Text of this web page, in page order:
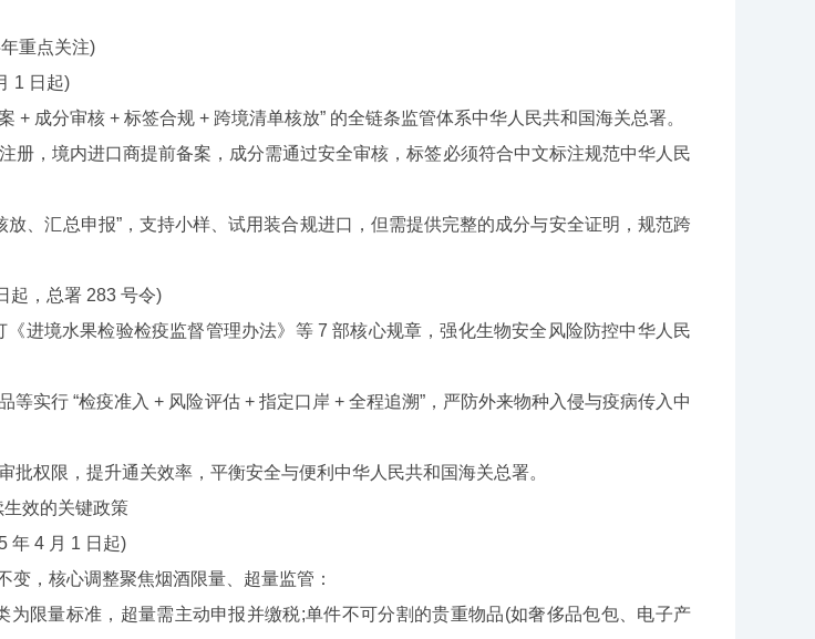
重点关注)
1 日起)
成分审核 + 标签合规 + 跨境清单核放” 的全链条监管体系中华人民共和国海关总署。
，境内进口商提前备案，成分需通过安全审核，标签必须符合中文标注规范中华人民
、汇总申报”，支持小样、试用装合规进口，但需提供完整的成分与安全证明，规范跨
，总署 283 号令)
境水果检验检疫监督管理办法》等 7 部核心规章，强化生物安全风险防控中华人民
实行 “检疫准入 + 风险评估 + 指定口岸 + 全程追溯”，严防外来物种入侵与疫病传入中
权限，提升通关效率，平衡安全与便利中华人民共和国海关总署。
效的关键政策
4 月 1 日起)
，核心调整聚焦烟酒限量、超量监管：
限量标准，超量需主动申报并缴税;单件不可分割的贵重物品(如奢侈品包包、电子产